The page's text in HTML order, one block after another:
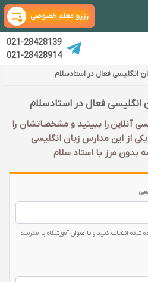
رزرو معلم خصوصی
021-28428139
021-28428914
انگلیسی فعال در استادسلام
انگلیسی فعال در استادسلام
آنلاین را ببینید و مشخصاتشان را
از این مدارس زبان انگلیسی
بدون مرز با استاد سلام
انتخاب کنید و یا عنوان آموزشگاه یا مدرسه